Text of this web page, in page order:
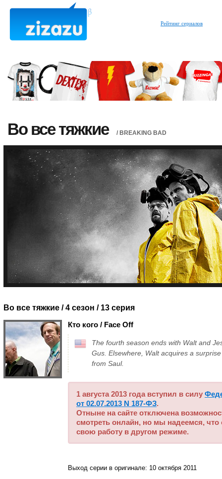
Рейтинг сериалов
Во все тяжкие / BREAKING BAD
Во все тяжкие / 4 сезон / 13 серия
Кто кого / Face Off
The fourth season ends with Walt and
Gus. Elsewhere, Walt acquires a
from Saul.
1 августа 2013 года вступил в силу
от 02.07.2013 N 187-ФЗ.
Отныне на сайте отключена
смотреть онлайн, но мы надеемся, что
свою работу в другом режиме.
Выход серии в оригинале: 10 октября 2011